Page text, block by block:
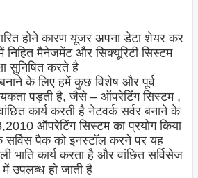
होने कारण यूजर अपना डेटा शेयर कर
मैनेजमेंट और सिक्यूरिटी सिस्टम
सुनिषित करते है
के लिए हमें कुछ विशेष और पूर्व
पड़ती है, जैसे – ऑपरेटिंग सिस्टम ,
कार्य करती है नेटवर्क सर्वर बनाने के
ऑपरेटिंग सिस्टम का प्रयोग किया
पैक को इनस्टॉल करने पर यह
भाति कार्य करता है और वांछित सर्विसेज
उपलब्ध हो जाती है